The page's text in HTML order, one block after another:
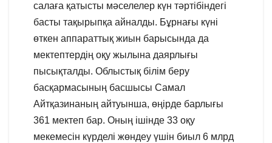
салаға қатысты мәселелер күн тәртібіндегі
басты тақырыпқа айналды. Бұрнағы күні
өткен аппараттық жиын барысында да
мектептердің оқу жылына даярлығы
пысықталды. Облыстық білім беру
басқармасының басшысы Самал
Айтқазинаның айтуынша, өңірде барлығы
361 мектеп бар. Оның ішінде 33 оқу
мекемесін күрделі жөндеу үшін биыл 6 млрд